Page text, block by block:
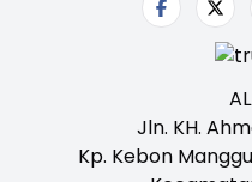
Jln. KH.
Kp. Kebon